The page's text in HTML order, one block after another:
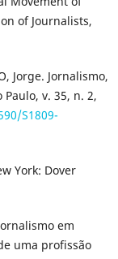
of Journalists,
Jorge. Jornalismo,
Paulo, v. 35, n. 2,
S1809-
York: Dover
em
uma profissão